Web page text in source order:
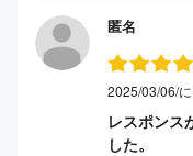
匿名
2025/03/06/
レスポンス
した。